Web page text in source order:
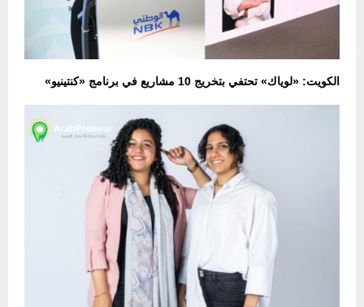
الكويت: «لوياك» تحتفي بتخريج 10 مشاريع في برنامج «كنتينيو»